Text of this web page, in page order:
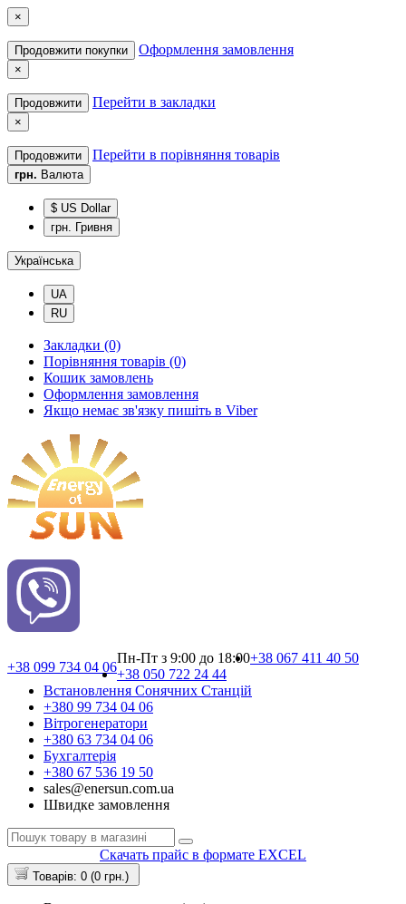
×
Продовжити покупки Оформлення замовлення
×
Продовжити Перейти в закладки
×
Продовжити Перейти в порівняння товарів
грн. Валюта
$ US Dollar
грн. Гривня
Українська
UA
RU
Закладки (0)
Порівняння товарів (0)
Кошик замовлень
Оформлення замовлення
Якщо немає зв'язку пишіть в Viber
+38 099 734 04 06
Пн-Пт з 9:00 до 18:00+38 067 411 40 50
+38 050 722 24 44
Встановлення Сонячних Cтанцій
+380 99 734 04 06
Вітрогенератори
+380 63 734 04 06
Бухгалтерія
+380 67 536 19 50
sales@enersun.com.ua
Швидке замовлення
Скачать прайс в формате EXCEL
Товарів: 0 (0 грн.)